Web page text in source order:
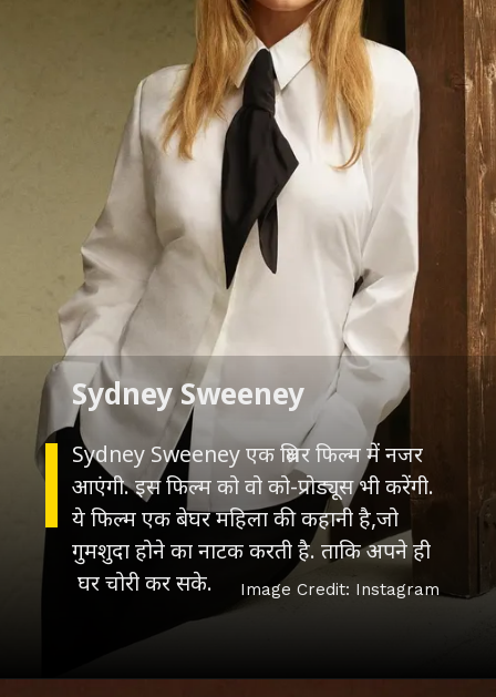
Sydney Sweeney एक थ्रिलर फिल्म में नजर
आएंगी. इस फिल्म को वो को-प्रोड्यूस भी करेंगी.
ये फिल्म एक बेघर महिला की कहानी है,जो
गुमशुदा होने का नाटक करती है. ताकि अपने ही
घर चोरी कर सके.
Image Credit: Instagram